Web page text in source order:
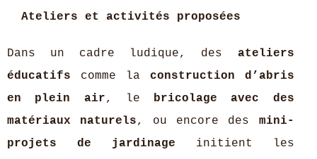
Ateliers et activités proposées
Dans un cadre ludique, des ateliers
éducatifs comme la construction d’abris
en plein air, le bricolage avec des
matériaux naturels, ou encore des mini-
projets de jardinage initient les